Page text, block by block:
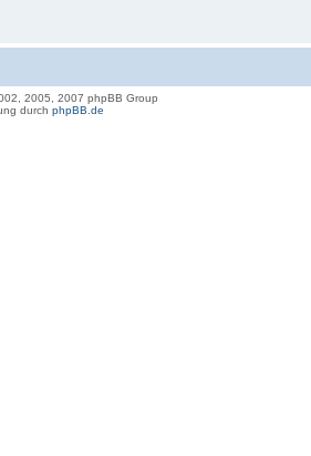
2005, 2007 phpBB Group
durch phpBB.de